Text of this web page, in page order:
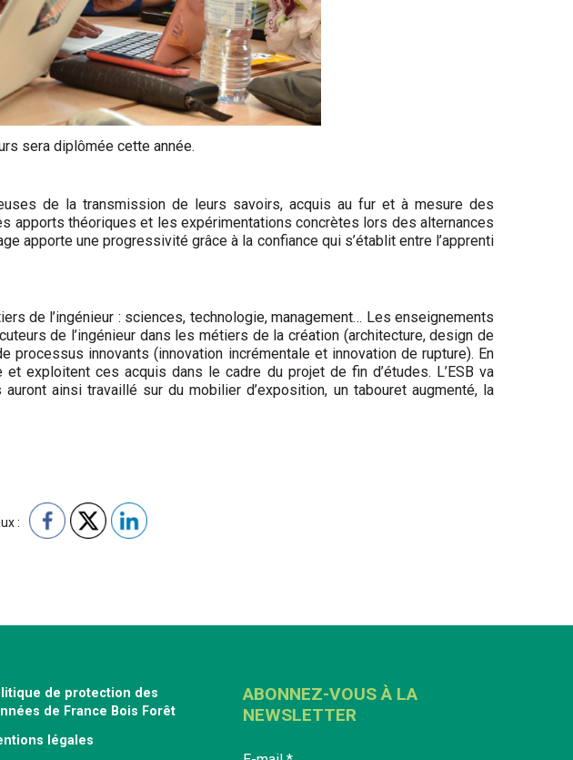
sera diplômée cette année.
de la transmission de leurs savoirs, acquis au fur et à mesure des
apports théoriques et les expérimentations concrètes lors des alternances
apporte une progressivité grâce à la confiance qui s’établit entre l’apprenti
de l’ingénieur : sciences, technologie, management… Les enseignements
de l’ingénieur dans les métiers de la création (architecture, design de
innovants (innovation incrémentale et innovation de rupture). En
exploitent ces acquis dans le cadre du projet de fin d’études. L’ESB va
ainsi travaillé sur du mobilier d’exposition, un tabouret augmenté, la
:
de protection des
de France Bois Forêt
légales
ABONNEZ-VOUS À LA
NEWSLETTER